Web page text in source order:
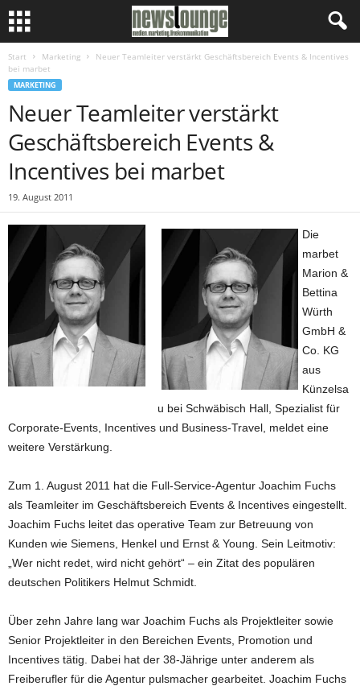
Start Marketing
Neuer Teamleiter verstärkt Geschäftsbereich Events & Incentives
bei marbet
MARKETING
Neuer Teamleiter verstärkt
Geschäftsbereich Events &
Incentives bei marbet
19. August 2011
Die
marbet
Marion &
Bettina
Würth
GmbH &
Co. KG
aus
Künzelsa
u bei Schwäbisch Hall, Spezialist für
Corporate-Events, Incentives und Business-Travel, meldet eine
weitere Verstärkung.
Zum 1. August 2011 hat die Full-Service-Agentur Joachim Fuchs
als Teamleiter im Geschäftsbereich Events & Incentives eingestellt.
Joachim Fuchs leitet das operative Team zur Betreuung von
Kunden wie Siemens, Henkel und Ernst & Young. Sein Leitmotiv:
„Wer nicht redet, wird nicht gehört“ – ein Zitat des populären
deutschen Politikers Helmut Schmidt.
Über zehn Jahre lang war Joachim Fuchs als Projektleiter sowie
Senior Projektleiter in den Bereichen Events, Promotion und
Incentives tätig. Dabei hat der 38-Jährige unter anderem als
Freiberufler für die Agentur pulsmacher gearbeitet. Joachim Fuchs